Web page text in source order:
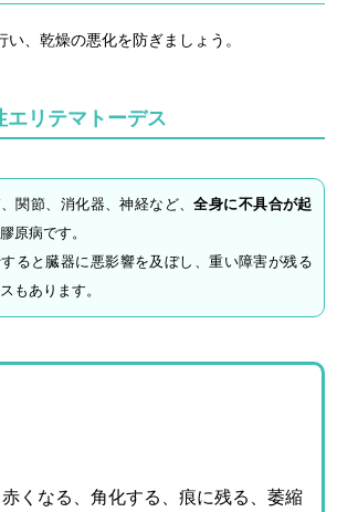
、乾燥の悪化を防ぎましょう。
リテマトーデス
関節、消化器、神経など、全身に不具合が起
膠原病です。
ると臓器に悪影響を及ぼし、重い障害が残る
もあります。
くなる、角化する、痕に残る、萎縮